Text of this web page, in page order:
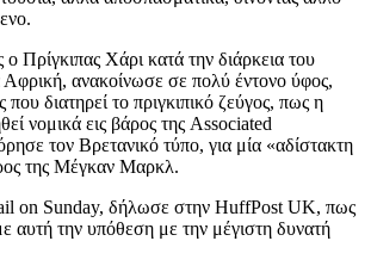
Πρίγκιπας Χάρι κατά την διάρκεια του
Αφρική, ανακοίνωσε σε πολύ έντονο ύφος,
που διατηρεί το πριγκιπικό ζεύγος, πως η
νομικά εις βάρος της Associated
τον Βρετανικό τύπο, για μία «αδίστακτη
της Μέγκαν Μαρκλ.
on Sunday, δήλωσε στην HuffPost UK, πως
αυτή την υπόθεση με την μέγιστη δυνατή